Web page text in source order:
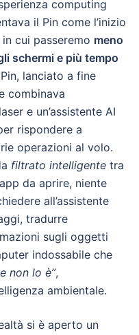
computing
il Pin come l’inizio
in cui passeremo meno
schermi e più tempo
Pin, lanciato a fine
combinava
e un’assistente AI
rispondere a
operazioni al volo.
filtrato intelligente tra
da aprire, niente
all’assistente
tradurre
sugli oggetti
indossabile che
non lo è”,
ambientale.
si è aperto un